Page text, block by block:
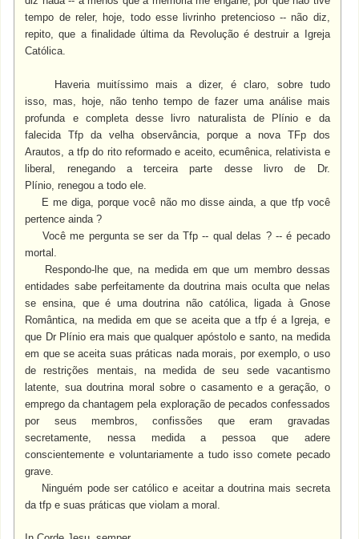
tempo de reler, hoje, todo esse livrinho pretencioso -- não diz,
repito, que a finalidade última da Revolução é destruir a Igreja
Católica.
Haveria muitíssimo mais a dizer, é claro, sobre tudo
isso, mas, hoje, não tenho tempo de fazer uma análise mais
profunda e completa desse livro naturalista de Plínio e da
falecida Tfp da velha observância, porque a nova TFp dos
Arautos, a tfp do rito reformado e aceito, ecumênica, relativista e
liberal, renegando a terceira parte desse livro de Dr.
Plínio, renegou a todo ele.
E me diga, porque você não mo disse ainda, a que tfp você
pertence ainda ?
Você me pergunta se ser da Tfp -- qual delas ? -- é pecado
mortal.
Respondo-lhe que, na medida em que um membro dessas
entidades sabe perfeitamente da doutrina mais oculta que nelas
se ensina, que é uma doutrina não católica, ligada à Gnose
Romântica, na medida em que se aceita que a tfp é a Igreja, e
que Dr Plínio era mais que qualquer apóstolo e santo, na medida
em que se aceita suas práticas nada morais, por exemplo, o uso
de restrições mentais, na medida de seu sede vacantismo
latente, sua doutrina moral sobre o casamento e a geração, o
emprego da chantagem pela exploração de pecados confessados
por seus membros, confissões que eram gravadas
secretamente, nessa medida a pessoa que adere
conscientemente e voluntariamente a tudo isso comete pecado
grave.
Ninguém pode ser católico e aceitar a doutrina mais secreta
da tfp e suas práticas que violam a moral.